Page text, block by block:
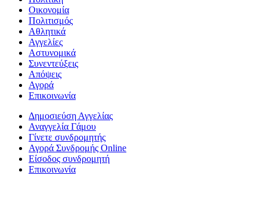
Οικονομία
Πολιτισμός
Αθλητικά
Αγγελίες
Αστυνομικά
Συνεντεύξεις
Απόψεις
Αγορά
Επικοινωνία
Δημοσιεύση Αγγελίας
Αναγγελία Γάμου
Γίνετε συνδρομητής
Αγορά Συνδρομής Online
Είσοδος συνδρομητή
Επικοινωνία